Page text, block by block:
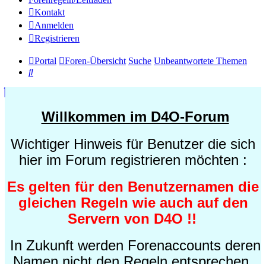
Kontakt
Anmelden
Registrieren
Portal Foren-Übersicht Suche Unbeantwortete Themen
Suche
Willkommen im D4O-Forum
Wichtiger Hinweis für Benutzer die sich
hier im Forum registrieren möchten :
Es gelten für den Benutzernamen die
gleichen Regeln wie auch auf den
Servern von D4O !!
In Zukunft werden Forenaccounts deren